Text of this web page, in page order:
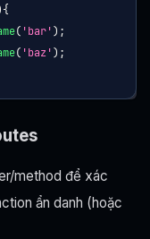
{
( 'bar') ;
( 'baz') ;
method để xác
ẩn danh (hoặc